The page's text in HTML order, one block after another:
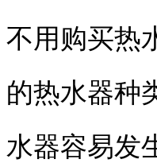
不用购买热
的热水器种
水器容易发